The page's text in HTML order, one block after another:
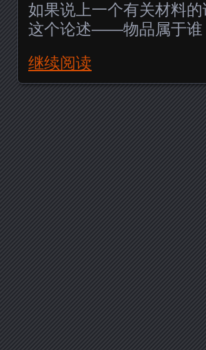
如果说上一个有关材料
这个论述——物品属于谁
继续阅读